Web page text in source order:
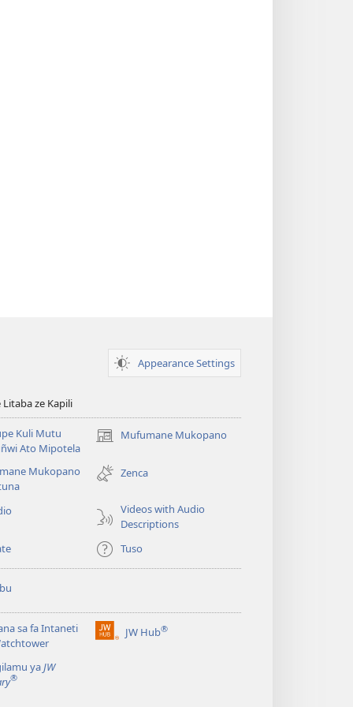
Appearance Settings
ze Kapili
Kuli Mutu
Ato Mipotela
Mufumane Mukopano
(opens
window)
Mukopano
Zenca
Videos with Audio
Descriptions
Tuso
sa fa Intaneti
JW Hub®
(opens
ya JW
®